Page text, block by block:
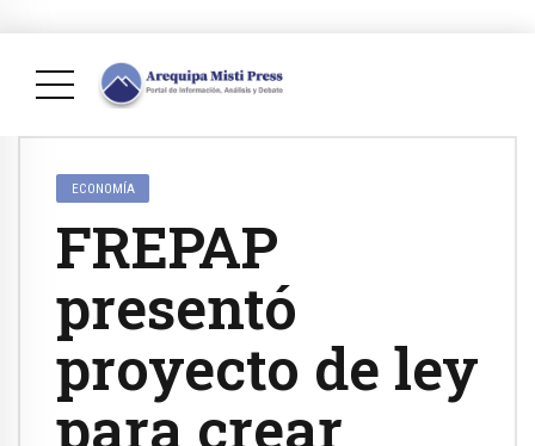
ECONOMÍA
FREPAP
presentó
proyecto de ley
para crear